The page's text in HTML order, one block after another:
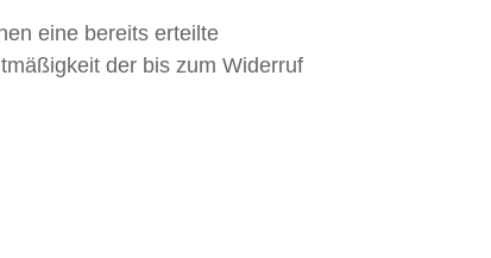
eine bereits erteilte
der bis zum Widerruf